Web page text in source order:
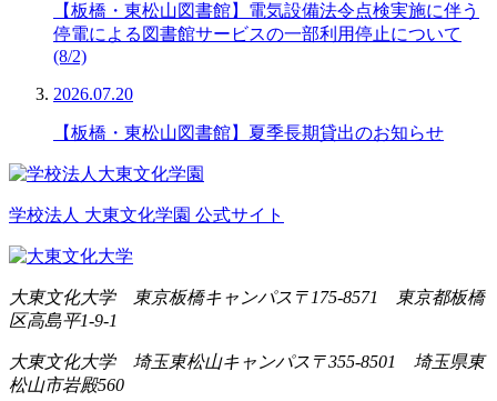
【板橋・東松山図書館】電気設備法令点検実施に伴う
停電による図書館サービスの一部利用停止について
(8/2)
2026.07.20
【板橋・東松山図書館】夏季長期貸出のお知らせ
学校法人 大東文化学園 公式サイト
大東文化大学 東京板橋キャンパス 〒175-8571 東京都板橋
区高島平1-9-1
大東文化大学 埼玉東松山キャンパス 〒355-8501 埼玉県東
松山市岩殿560